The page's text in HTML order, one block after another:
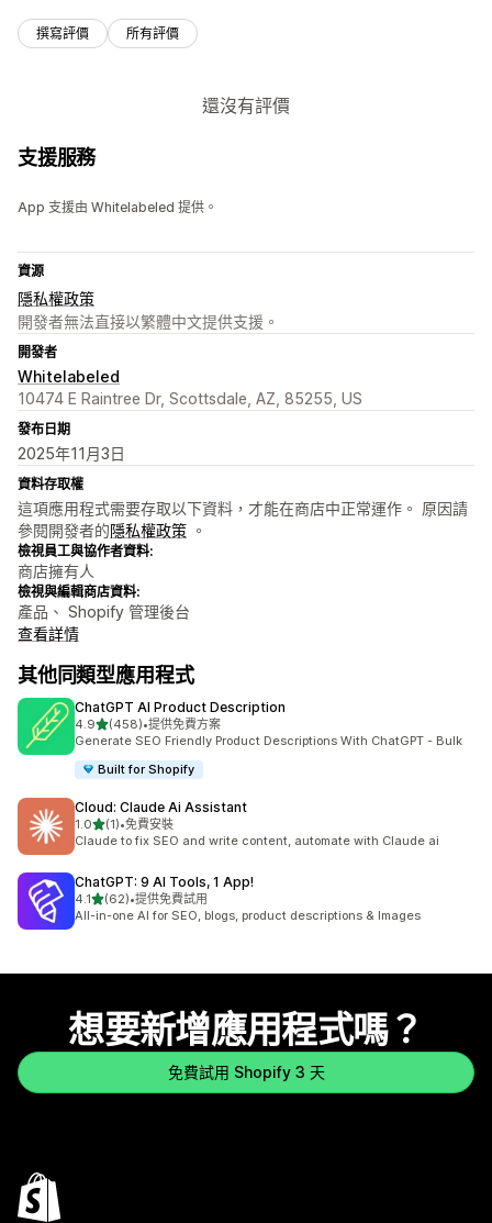
撰寫評價 所有評價
還沒有評價
支援服務
App 支援由 Whitelabeled 提供。
資源
隱私權政策
開發者無法直接以繁體中文提供支援。
開發者
Whitelabeled
10474 E Raintree Dr, Scottsdale, AZ, 85255, US
發布日期
2025年11月3日
資料存取權
這項應用程式需要存取以下資料，才能在商店中正常運作。 原因請
參閱開發者的隱私權政策 。
檢視員工與協作者資料:
商店擁有人
檢視與編輯商店資料:
產品、 Shopify 管理後台
查看詳情
其他同類型應用程式
ChatGPT AI Product Description
4.9滿分 5 顆星
(458)
共有 458 則評價
•提供免費方案
Generate SEO Friendly Product Descriptions With ChatGPT - Bulk
Built for Shopify
Cloud: Claude Ai Assistant
1.0滿分 5 顆星
(1)
共有 1 則評價
•免費安裝
Claude to fix SEO and write content, automate with Claude ai
ChatGPT: 9 AI Tools, 1 App!
4.1滿分 5 顆星
(62)
共有 62 則評價
•提供免費試用
All-in-one AI for SEO, blogs, product descriptions & Images
想要新增應用程式嗎？
免費試用 Shopify 3 天